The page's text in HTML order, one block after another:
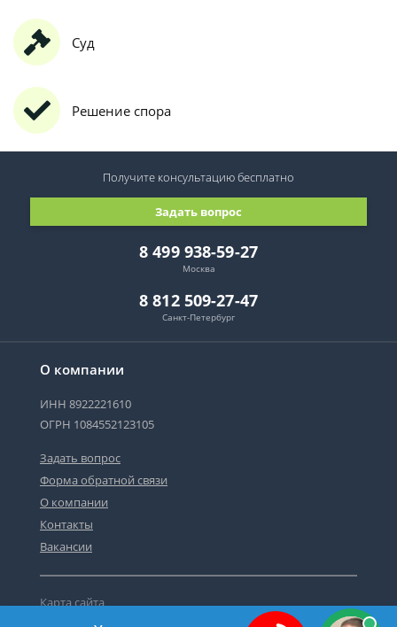
Суд
Решение спора
О компании
ИНН 8922221610
ОГРН 1084552123105
Задать вопрос
Форма обратной связи
О компании
Контакты
Вакансии
Карта сайта
8 499 938-59-27
Москва
8 812 509-27-47
Санкт-Петербург
Задать вопрос
Получите консультациюбесплатно